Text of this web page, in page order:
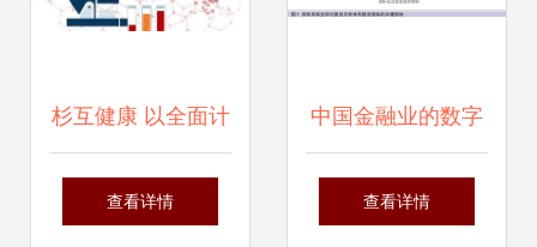
杉互健康 以全面计
算机化系统服务，
查看详情
中国金融业的数字
化支柱 计算机系统
查看详情